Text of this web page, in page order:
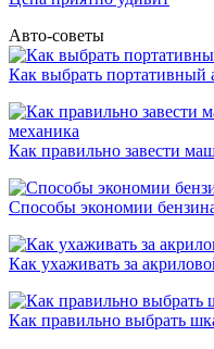
Авто-советы
Как выбрать портативный
Как правильно завести
Способы экономии
Как ухаживать за
Как правильно выбрать